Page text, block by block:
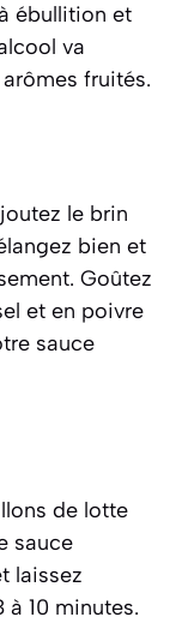
ébullition et
va
fruités.
le brin
bien et
Goûtez
et en poivre
sauce
de lotte
sauce
laissez
10 minutes.